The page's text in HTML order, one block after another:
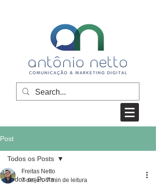
Post
Todos os Posts
Todos os Posts
Freitas Netto
7 de jun. 7 min de leitura